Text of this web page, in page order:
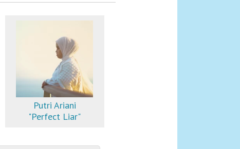
Putri Ariani
"Perfect Liar"